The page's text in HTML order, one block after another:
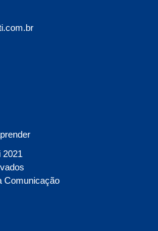
2021
Comunicação